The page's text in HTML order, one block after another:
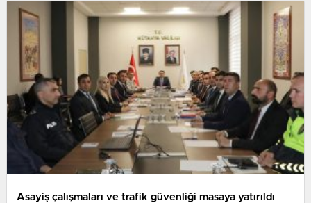
Asayiş çalışmaları ve trafik güvenliği masaya yatırıldı